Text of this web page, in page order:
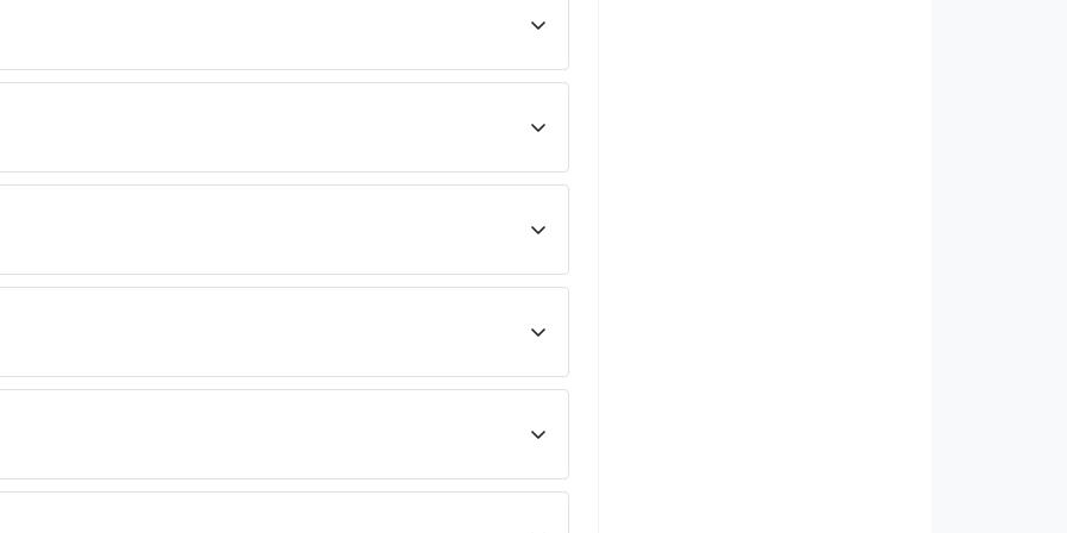
ми є представником багатьох брендів.
GUARDO та GOODYEAR додаємо фірмові коробочки із
додаємо чорну із тризубом коробочку або
чи спортивна) усі інші моделі відправляємо надійно
годинник на подарунок рекомендуємо подивитись на
на пошті.
Можлива: оплата при отриманні, передплата за
приватбанк, монобанк та пумб, а також оплата LiqРay на
впродовж 14 днів після покупки. Повернення або обмін
вигляд та усі плівки. Годинники із гравіюванням